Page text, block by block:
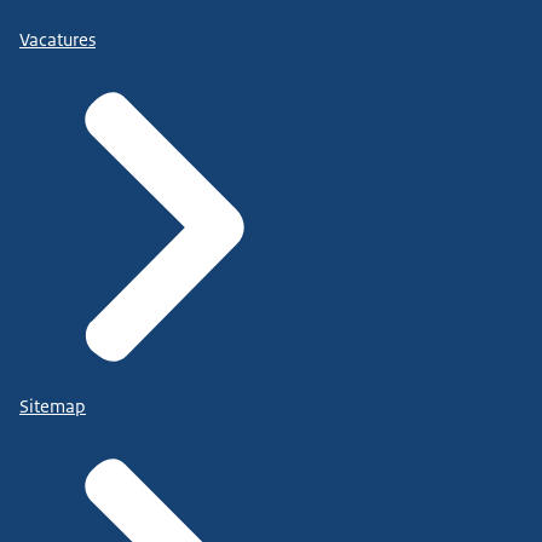
Vacatures
Sitemap